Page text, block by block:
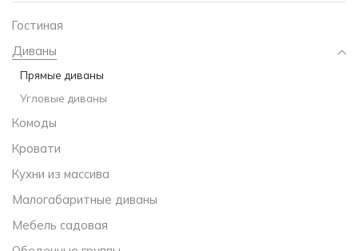
Гостиная
Диваны
Прямые диваны
Угловые диваны
Комоды
Кровати
Кухни из массива
Малогабаритные диваны
Мебель садовая